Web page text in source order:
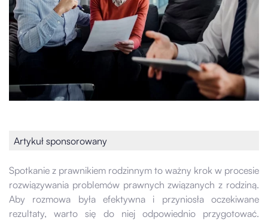
Artykuł sponsorowany
Spotkanie z prawnikiem rodzinnym to ważny krok w procesie
rozwiązywania problemów prawnych związanych z rodziną.
Aby rozmowa była efektywna i przyniosła oczekiwane
rezultaty, warto się do niej odpowiednio przygotować.